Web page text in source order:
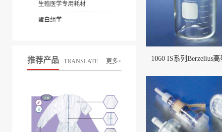
生殖医学专用耗材
蛋白组学
推荐产品 TRANSLATE 更多> 1060 IS系列Berzelius